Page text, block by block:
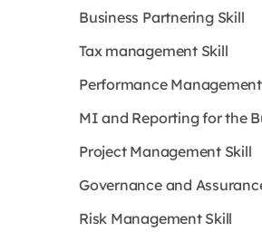
Business Partnering Skill
Tax management Skill
Performance
MI and Reporting for the
Project Management Skill
Governance and
Risk Management Skill